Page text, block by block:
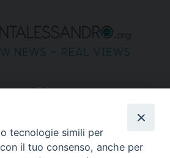
seguici su
tecnologie simili per
il tuo consenso, anche per